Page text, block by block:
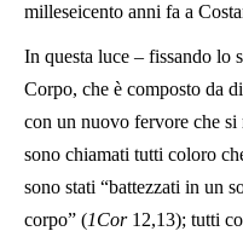
milleseicento anni fa a
In questa luce – fissando lo
Corpo, che è composto da
con un nuovo fervore che
sono chiamati tutti coloro
sono stati “battezzati in un
corpo” (1Cor12,13); tutti